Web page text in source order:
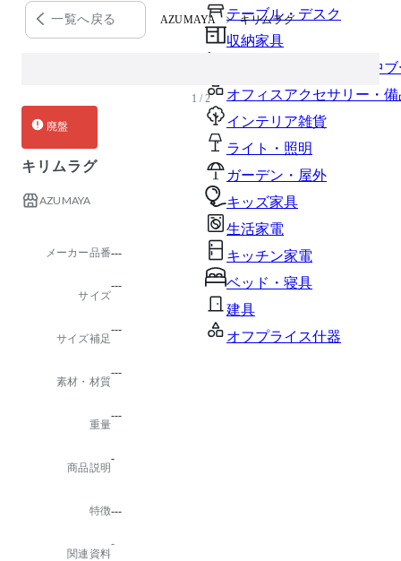
テーブル・デスク
収納家具
パーソナルブース・集中
オフィスアクセサリー・備
インテリア雑貨
ライト・照明
ガーデン・屋外
キッズ家具
生活家電
キッチン家電
ベッド・寝具
建具
オフプライス什器
一覧へ戻る AZUMAYA キリムラグ
1 / 2
廃盤
キリムラグ
AZUMAYA
メーカー品番---
サイズ
---
サイズ補足
---
素材・材質
---
重量
---
商品説明
-
特徴---
関連資料
-